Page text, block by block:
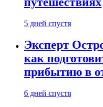
5 дней спустя
Эксперт
как
прибытию в
6 дней спустя